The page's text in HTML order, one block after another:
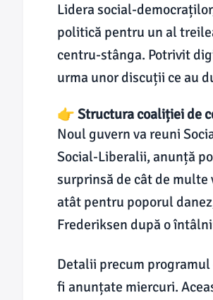
Lidera social-
politică pentru un al
centru-stânga. Potrivit
urma unor discuții ce au
👉 Structura coaliției de
Noul guvern va reuni
Social-Liberalii, anunță
surprinsă de cât de
atât pentru poporul
Frederiksen după o
Detalii precum
fi anunțate miercuri.